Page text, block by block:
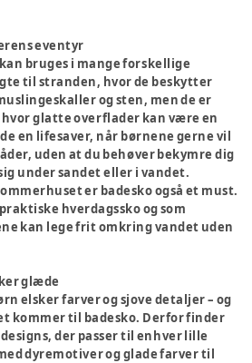
eventyr
bruges i mange forskellige
til stranden, hvor de beskytter
og sten, men de er
glatte overflader kan være en
en lifesaver, når børnene gerne vil
uden at du behøver bekymre dig
under sandet eller i vandet.
er badesko også et must.
hverdagssko og som
kan lege frit omkring vandet uden
glæde
elsker farver og sjove detaljer – og
kommer til badesko. Derfor finder
der passer til enhver lille
dyremotiver og glade farver til